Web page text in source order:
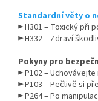
Standardní věty o
► H301 – Toxický při
► H332 – Zdraví
Pokyny pro
► P102 –
► P103 – Pečlivě si
► P264 – Po